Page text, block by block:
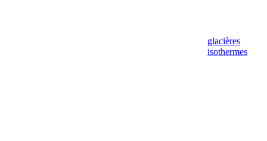
glacières
isothermes